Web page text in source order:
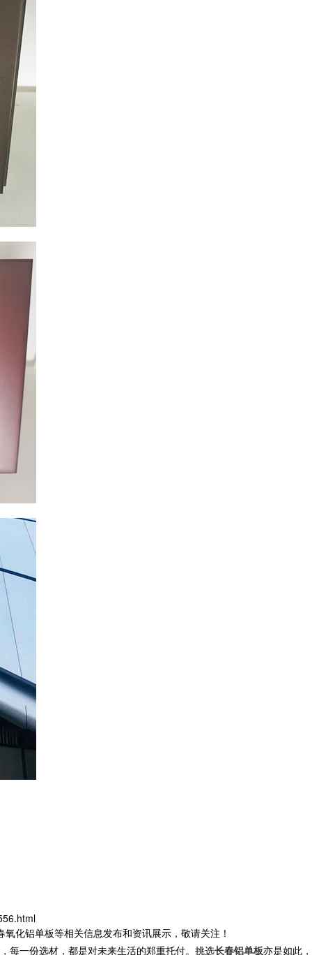
化铝单板等相关信息发布和资讯展示，敬请关注！
每一份选材，都是对未来生活的郑重托付。挑选长春铝单板亦是如此